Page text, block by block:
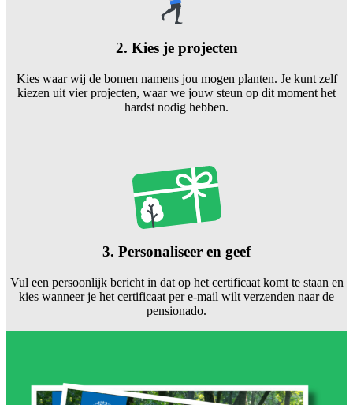
2. Kies je projecten
Kies waar wij de bomen namens jou mogen planten. Je kunt zelf
kiezen uit vier projecten, waar we jouw steun op dit moment het
hardst nodig hebben.
3. Personaliseer en geef
Vul een persoonlijk bericht in dat op het certificaat komt te staan en
kies wanneer je het certificaat per e-mail wilt verzenden naar de
pensionado.